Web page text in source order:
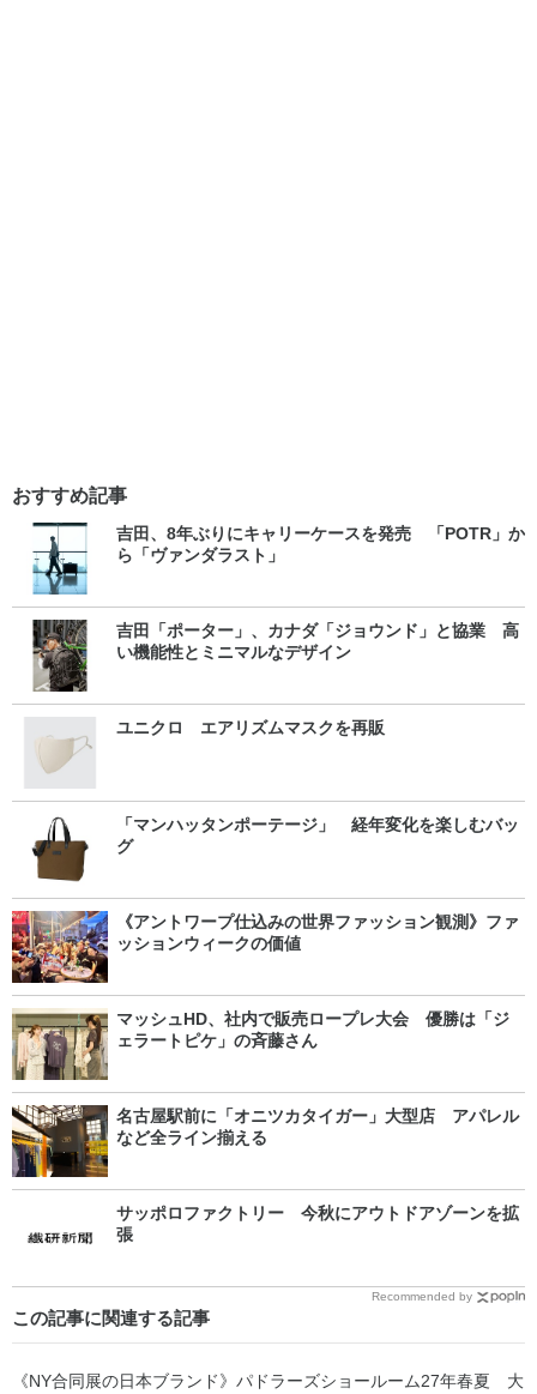
おすすめ記事
吉田、8年ぶりにキャリーケースを発売 「POTR」か
ら「ヴァンダラスト」
吉田「ポーター」、カナダ「ジョウンド」と協業 高
い機能性とミニマルなデザイン
ユニクロ エアリズムマスクを再販
「マンハッタンポーテージ」 経年変化を楽しむバッ
グ
《アントワープ仕込みの世界ファッション観測》ファ
ッションウィークの価値
マッシュHD、社内で販売ロープレ大会 優勝は「ジ
ェラートピケ」の斉藤さん
名古屋駅前に「オニツカタイガー」大型店 アパレル
など全ライン揃える
サッポロファクトリー 今秋にアウトドアゾーンを拡
張
Recommended by
この記事に関連する記事
《NY合同展の日本ブランド》パドラーズショールーム27年春夏 大